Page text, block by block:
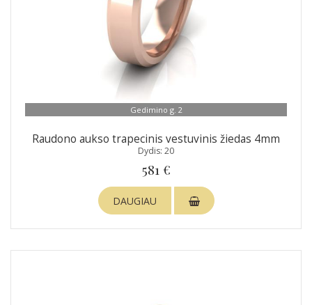
Gedimino g. 2
Raudono aukso trapecinis vestuvinis žiedas 4mm
Dydis: 20
581 €
DAUGIAU